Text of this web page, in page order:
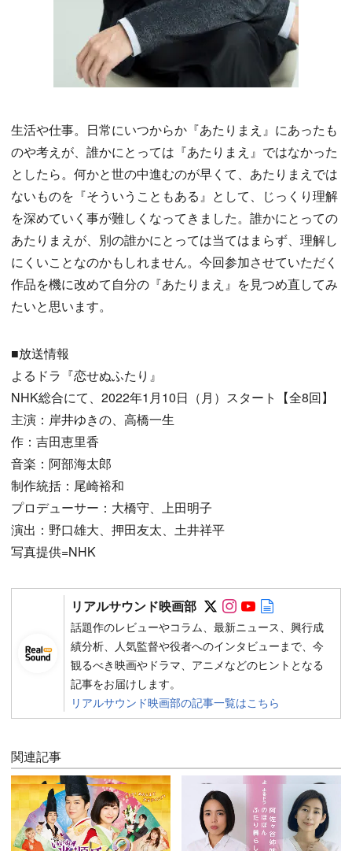
生活や仕事。日常にいつからか『あたりまえ』にあったも
のや考えが、誰かにとっては『あたりまえ』ではなかった
としたら。何かと世の中進むのが早くて、あたりまえでは
ないものを『そういうこともある』として、じっくり理解
を深めていく事が難しくなってきました。誰かにとっての
あたりまえが、別の誰かにとっては当てはまらず、理解し
にくいことなのかもしれません。今回参加させていただく
作品を機に改めて自分の『あたりまえ』を見つめ直してみ
たいと思います。
■放送情報
よるドラ『恋せぬふたり』
NHK総合にて、2022年1月10日（月）スタート【全8回】
主演：岸井ゆきの、高橋一生
作：吉田恵里香
音楽：阿部海太郎
制作統括：尾崎裕和
プロデューサー：大橋守、上田明子
演出：野口雄大、押田友太、土井祥平
写真提供=NHK
リアルサウンド映画部 Follow on SNS
Follow on SNS
Follow on
話題作のレビューやコラム、最新ニュース、興行成
績分析、人気監督や役者へのインタビューまで、今
観るべき映画やドラマ、アニメなどのヒントとなる
記事をお届けします。
リアルサウンド映画部の記事一覧はこちら
関連記事